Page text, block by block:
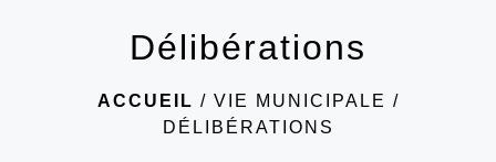
Délibérations
ACCUEIL / VIE MUNICIPALE /
DÉLIBÉRATIONS